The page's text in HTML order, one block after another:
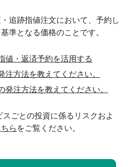
追跡指値注文において、予約し
準となる価格のことです。
値・返済予約を活用する
注方法を教えてください。
発注方法を教えてください。
スごとの投資に係るリスクおよ
ら をご覧ください。